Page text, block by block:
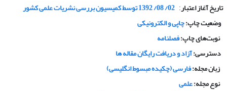
تاریخ آغاز اعتبار: 02/ 08/ 1392 توسط کمیسیون بررسی نشریات علمی کشور
وضعیت چاپ:چاپی و الکترونیکی
نوبت‌های چاپ:فصلنامه
دسترسی:آزاد و دریافت رایگان مقاله ها
زبان مجله:فارسی (چکیده مبسوط انگلیسی)
نوع مجله:علمی